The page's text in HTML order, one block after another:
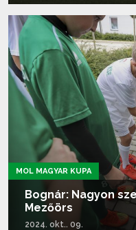
MOL MAGYAR KUPA
Bognár: Nagyon
Mezőörs
2024. okt.. 09.